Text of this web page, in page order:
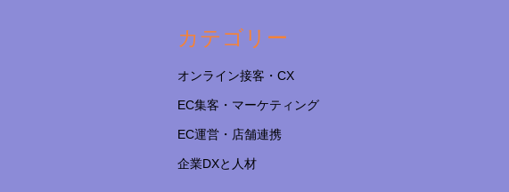
カテゴリー
オンライン接客・CX
EC集客・マーケティング
EC運営・店舗連携
企業DXと人材